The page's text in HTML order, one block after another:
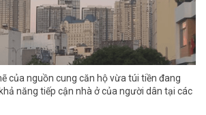
của nguồn cung căn hộ vừa túi tiền đang
năng tiếp cận nhà ở của người dân tại các